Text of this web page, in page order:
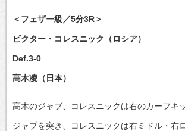
＜フェザー級／5分3R＞
ビクター・コレスニック（ロシア）
Def.3-0
高木凌（日本）
高木のジャブ、コレスニックは右のカーフキ
ジャブを突き、コレスニックは右ミドル・右